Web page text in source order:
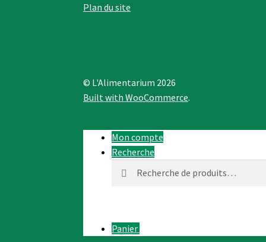
Plan du site
© L'Alimentarium 2026
Built with WooCommerce.
Mon compte
Recherche
Panier